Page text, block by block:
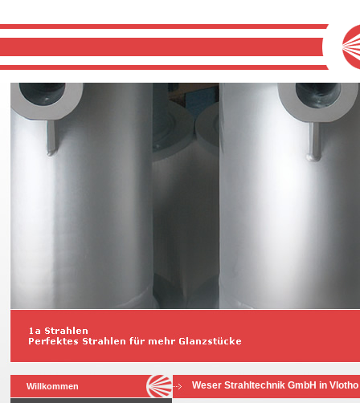
Willkommen Weser Strahltechnik GmbH in